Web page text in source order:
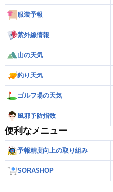
服装予報
紫外線情報
山の天気
釣り天気
ゴルフ場の天気
風邪予防指数
便利なメニュー
予報精度向上の取り組み
SORASHOP